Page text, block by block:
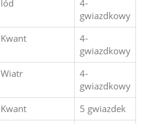
lód
4-
gwiazdkowy
Kwant
4-
gwiazdkowy
Wiatr
4-
gwiazdkowy
Kwant
5 gwiazdek